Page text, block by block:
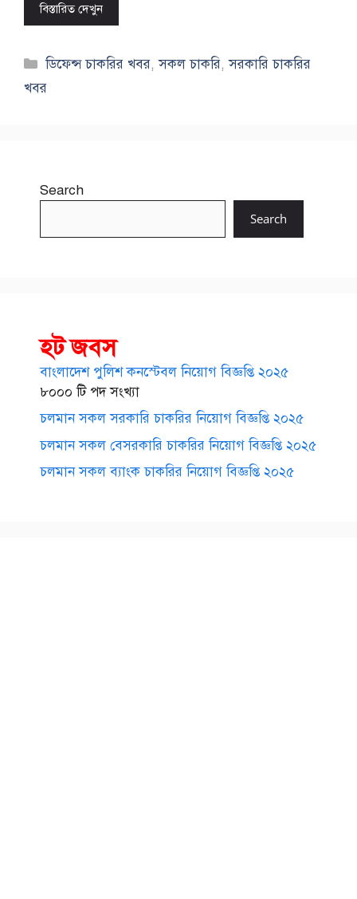
বিস্তারিত দেখুন
Categories
ডিফেন্স চাকরির খবর,সকল চাকরি,সরকারি চাকরির
খবর
Search
Search
হট জবস
বাংলাদেশ পুলিশ কনস্টেবল নিয়োগ বিজ্ঞপ্তি ২০২৫
৮০০০ টি পদ সংখ্যা
চলমান সকল সরকারি চাকরির নিয়োগ বিজ্ঞপ্তি ২০২৫
চলমান সকল বেসরকারি চাকরির নিয়োগ বিজ্ঞপ্তি ২০২৫
চলমান সকল ব্যাংক চাকরির নিয়োগ বিজ্ঞপ্তি ২০২৫